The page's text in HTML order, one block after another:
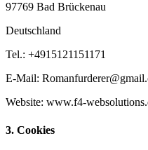
97769 Bad Brückenau
Deutschland
Tel.: +4915121151171
E-Mail:
Website: www.f4-
3. Cookies